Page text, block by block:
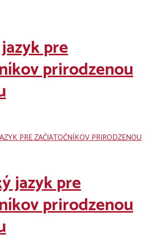
pre
prirodzenou
jazyk pre
prirodzenou